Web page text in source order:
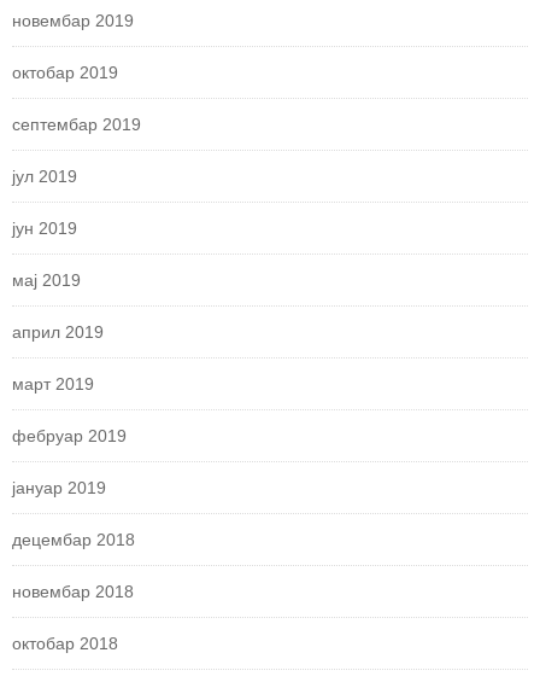
новембар 2019
октобар 2019
септембар 2019
јул 2019
јун 2019
мај 2019
април 2019
март 2019
фебруар 2019
јануар 2019
децембар 2018
новембар 2018
октобар 2018